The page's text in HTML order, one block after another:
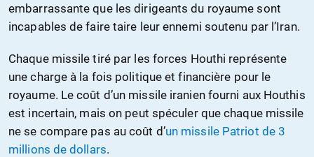
embarrassante que les dirigeants du royaume sont
incapables de faire taire leur ennemi soutenu par l’Iran.
Chaque missile tiré par les forces Houthi représente
une charge à la fois politique et financière pour le
royaume. Le coût d’un missile iranien fourni aux Houthis
est incertain, mais on peut spéculer que chaque missile
ne se compare pas au coût d’un missile Patriot de 3
millions de dollars.